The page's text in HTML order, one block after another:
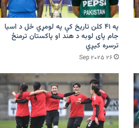
په ۴۱ کلن تاریخ کې په لومړي ځل د اسیا
جام پای لوبه د هند او پاکستان ترمنځ
ترسره کیږي
۲۶ Sep ۲۰۲۵